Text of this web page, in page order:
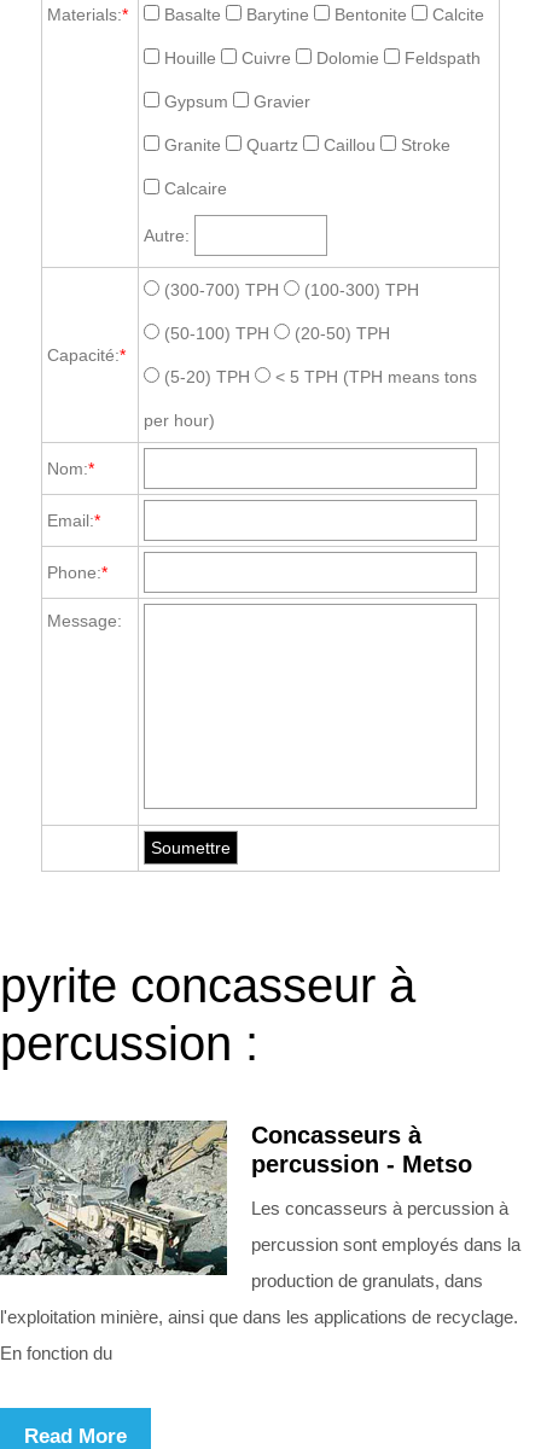
Materials:* Basalte Barytine Bentonite Calcite
Houille Cuivre Dolomie Feldspath
Gypsum Gravier
Granite Quartz Caillou Stroke
Calcaire
Autre:
Capacité:*
(300-700) TPH (100-300) TPH
(50-100) TPH (20-50) TPH
(5-20) TPH < 5 TPH (TPH means tons
per hour)
Nom:*
Email:*
Phone:*
Message:
pyrite concasseur à
percussion :
Concasseurs à
percussion - Metso
Les concasseurs à percussion à
percussion sont employés dans la
production de granulats, dans
l'exploitation minière, ainsi que dans les applications de recyclage.
En fonction du
Read More